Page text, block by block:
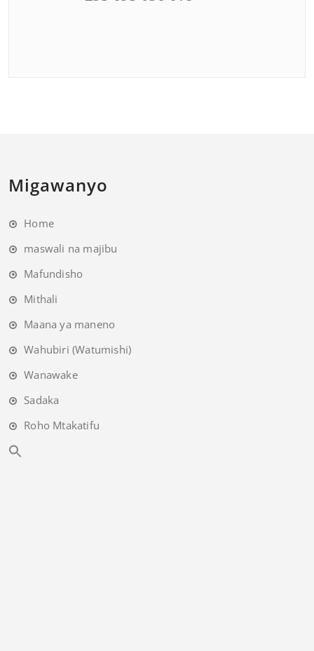
Migawanyo
Home
maswali na majibu
Mafundisho
Mithali
Maana ya maneno
Wahubiri (Watumishi)
Wanawake
Sadaka
Roho Mtakatifu